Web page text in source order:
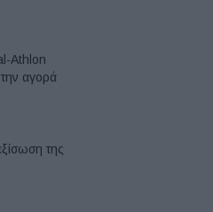
Athlon
την αγορά
της